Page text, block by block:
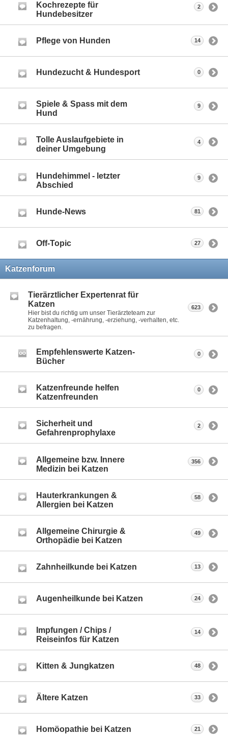
Kochrezepte für
Hundebesitzer
2
Pflege von Hunden 14
Hundezucht & Hundesport 0
Spiele & Spass mit dem
Hund
9
Tolle Auslaufgebiete in
deiner Umgebung
4
Hundehimmel - letzter
Abschied
9
Hunde-News 81
Off-Topic 27
Katzenforum
Tierärztlicher Expertenrat für
Katzen
Hier bist du richtig um unser Tierärzteteam zur
Katzenhaltung, -ernährung, -erziehung, -verhalten, etc.
zu befragen.
623
Empfehlenswerte Katzen-
Bücher
0
Katzenfreunde helfen
Katzenfreunden
0
Sicherheit und
Gefahrenprophylaxe
2
Allgemeine bzw. Innere
Medizin bei Katzen
356
Hauterkrankungen &
Allergien bei Katzen
58
Allgemeine Chirurgie &
Orthopädie bei Katzen
49
Zahnheilkunde bei Katzen 13
Augenheilkunde bei Katzen 24
Impfungen / Chips /
Reiseinfos für Katzen
14
Kitten & Jungkatzen 48
Ältere Katzen 33
Homöopathie bei Katzen 21